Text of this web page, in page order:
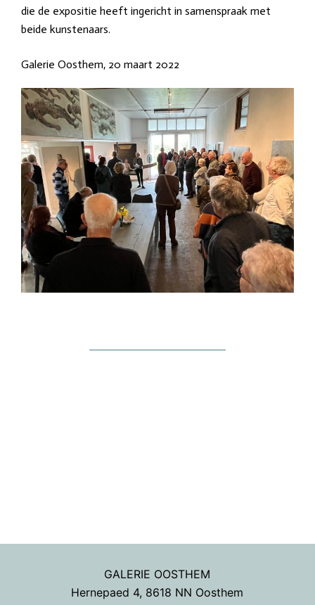
die de expositie heeft ingericht in samenspraak met
beide kunstenaars.
Galerie Oosthem, 20 maart 2022
GALERIE OOSTHEM
Hernepaed 4, 8618 NN Oosthem